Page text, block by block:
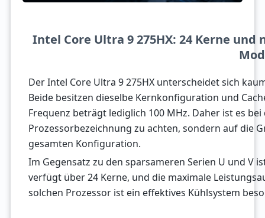
Intel Core Ultra 9 275HX: 24 Kerne und
Der Intel Core Ultra 9 275HX unterscheidet sich
Beide besitzen dieselbe Kernkonfiguration und
Frequenz beträgt lediglich 100 MHz. Daher ist es
Prozessorbezeichnung zu achten, sondern auf die
gesamten Konfiguration.
Im Gegensatz zu den sparsameren Serien U und V
verfügt über 24 Kerne, und die maximale
solchen Prozessor ist ein effektives Kühlsystem